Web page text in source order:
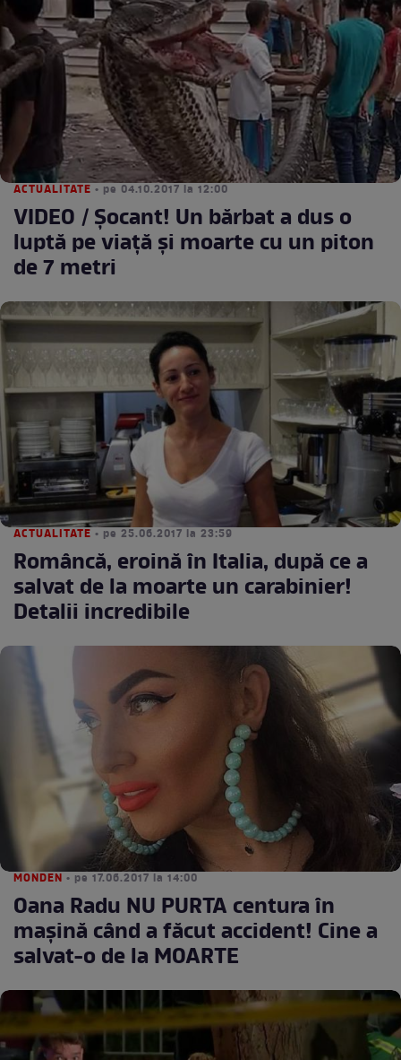
ACTUALITATE • pe 04.10.2017 la 12:00
VIDEO / Șocant! Un bărbat a dus o
luptă pe viață și moarte cu un piton
de 7 metri
ACTUALITATE • pe 25.06.2017 la 23:59
Româncă, eroină în Italia, după ce a
salvat de la moarte un carabinier!
Detalii incredibile
MONDEN • pe 17.06.2017 la 14:00
Oana Radu NU PURTA centura în
mașină când a făcut accident! Cine a
salvat-o de la MOARTE